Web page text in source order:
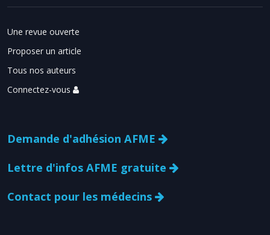
Une revue ouverte
Proposer un article
Tous nos auteurs
Connectez-vous
Demande d'adhésion AFME
Lettre d'infos AFME gratuite
Contact pour les médecins